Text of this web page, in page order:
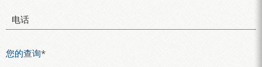
电话
您的查询*